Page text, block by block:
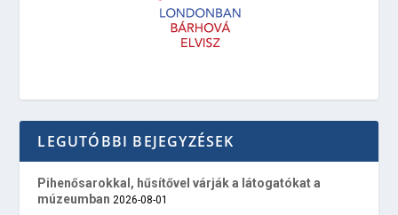
LEGUTÓBBI BEJEGYZÉSEK
Pihenősarokkal, hűsítővel várják a látogatókat a
múzeumban 2026-08-01